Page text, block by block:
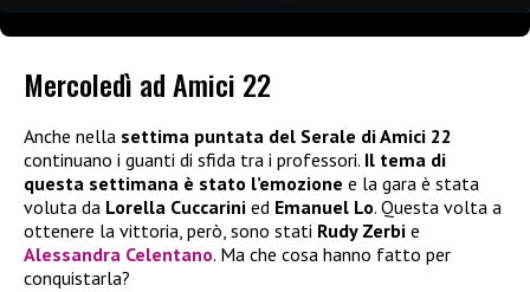
Mercoledì ad Amici 22
Anche nella settima puntata del Serale di Amici 22
continuano i guanti di sfida tra i professori. Il tema di
questa settimana è stato l’emozione e la gara è stata
voluta da Lorella Cuccarini ed Emanuel Lo. Questa volta a
ottenere la vittoria, però, sono stati Rudy Zerbi e
Alessandra Celentano. Ma che cosa hanno fatto per
conquistarla?